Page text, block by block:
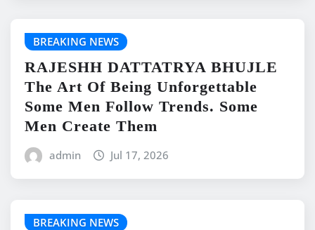
BREAKING NEWS
RAJESHH DATTATRYA BHUJLE
The Art Of Being Unforgettable
Some Men Follow Trends. Some
Men Create Them
admin Jul 17, 2026
BREAKING NEWS